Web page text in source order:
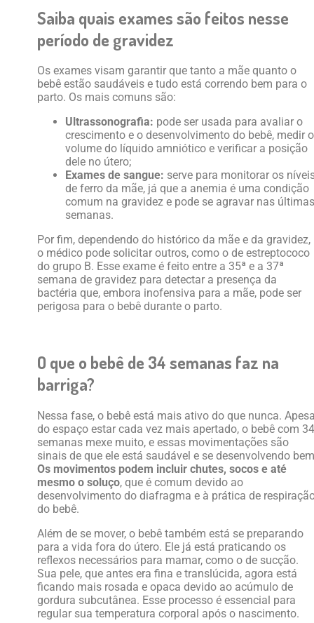
Saiba quais exames são feitos nesse
período de gravidez
Os exames visam garantir que tanto a mãe quanto o
bebê estão saudáveis e tudo está correndo bem para o
parto. Os mais comuns são:
Ultrassonografia: pode ser usada para avaliar o
crescimento e o desenvolvimento do bebê, medir o
volume do líquido amniótico e verificar a posição
dele no útero;
Exames de sangue: serve para monitorar os
de ferro da mãe, já que a anemia é uma condição
comum na gravidez e pode se agravar nas últimas
semanas.
Por fim, dependendo do histórico da mãe e da gravidez,
o médico pode solicitar outros, como o de estreptococo
do grupo B. Esse exame é feito entre a 35ª e a 37ª
semana de gravidez para detectar a presença da
bactéria que, embora inofensiva para a mãe, pode ser
perigosa para o bebê durante o parto.
O que o bebê de 34 semanas faz na
barriga?
Nessa fase, o bebê está mais ativo do que nunca.
do espaço estar cada vez mais apertado, o bebê com 34
semanas mexe muito, e essas movimentações são
sinais de que ele está saudável e se desenvolvendo
Os movimentos podem incluir chutes, socos e até
mesmo o soluço, que é comum devido ao
desenvolvimento do diafragma e à prática de
do bebê.
Além de se mover, o bebê também está se preparando
para a vida fora do útero. Ele já está praticando os
reflexos necessários para mamar, como o de sucção.
Sua pele, que antes era fina e translúcida, agora está
ficando mais rosada e opaca devido ao acúmulo de
gordura subcutânea. Esse processo é essencial para
regular sua temperatura corporal após o nascimento.